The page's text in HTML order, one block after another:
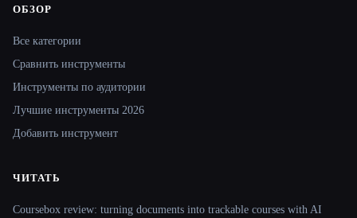
Site navigation
ОБЗОР
Все категории
Сравнить инструменты
Инструменты по аудитории
Лучшие инструменты 2026
Добавить инструмент
ЧИТАТЬ
Coursebox review: turning documents into trackable courses with AI